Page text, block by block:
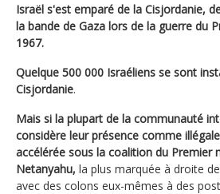
Israël s'est emparé de la Cisjordanie,
la bande de Gaza lors de la guerre du
1967.
Quelque 500 000 Israéliens se sont
Cisjordanie.
Mais si la plupart de la communauté
considère leur présence comme
accélérée sous la coalition du Premier
Netanyahu, la plus marquée à droite
avec des colons eux-mêmes à des